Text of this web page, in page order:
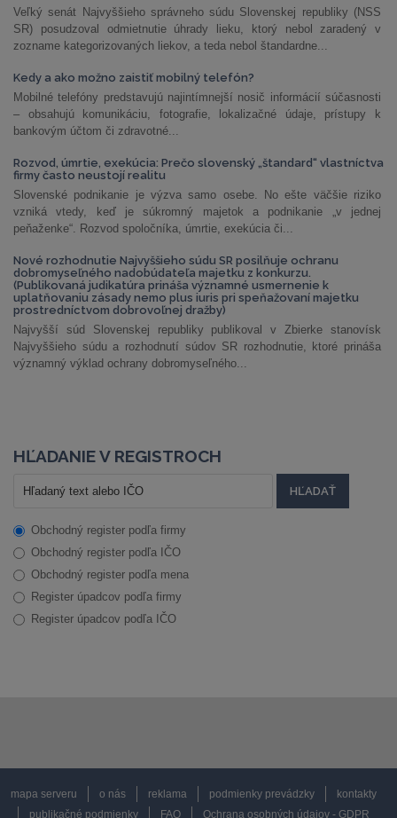
Veľký senát Najvyššieho správneho súdu Slovenskej republiky (NSS
SR) posudzoval odmietnutie úhrady lieku, ktorý nebol zaradený v
zozname kategorizovaných liekov, a teda nebol štandardne...
Kedy a ako možno zaistiť mobilný telefón?
Mobilné telefóny predstavujú najintímnejší nosič informácií súčasnosti
– obsahujú komunikáciu, fotografie, lokalizačné údaje, prístupy k
bankovým účtom či zdravotné...
Rozvod, úmrtie, exekúcia: Prečo slovenský „štandard“ vlastníctva
firmy často neustojí realitu
Slovenské podnikanie je výzva samo osebe. No ešte väčšie riziko
vzniká vtedy, keď je súkromný majetok a podnikanie „v jednej
peňaženke“. Rozvod spoločníka, úmrtie, exekúcia či...
Nové rozhodnutie Najvyššieho súdu SR posilňuje ochranu
dobromyseľného nadobúdateľa majetku z konkurzu.
(Publikovaná judikatúra prináša významné usmernenie k
uplatňovaniu zásady nemo plus iuris pri speňažovaní majetku
prostredníctvom dobrovoľnej dražby)
Najvyšší súd Slovenskej republiky publikoval v Zbierke stanovísk
Najvyššieho súdu a rozhodnutí súdov SR rozhodnutie, ktoré prináša
významný výklad ochrany dobromyseľného...
HĽADANIE V REGISTROCH
Obchodný register podľa firmy
Obchodný register podľa IČO
Obchodný register podľa mena
Register úpadcov podľa firmy
Register úpadcov podľa IČO
mapa serveru o nás reklama podmienky prevádzky
kontakty
publikačné podmienky
FAQ Ochrana osobných údajov - GDPR